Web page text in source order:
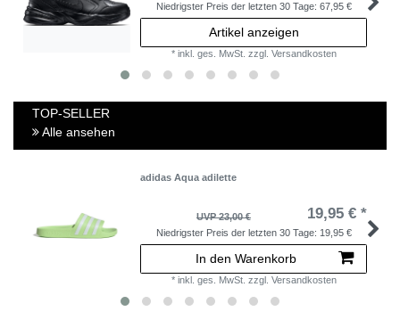
Niedrigster Preis der letzten 30 Tage: 67,95 €
Artikel anzeigen
* inkl. ges. MwSt. zzgl. Versandkosten
TOP-SELLER
Alle ansehen
adidas Aqua adilette
UVP 23,00 € 19,95 € *
Niedrigster Preis der letzten 30 Tage: 19,95 €
In den Warenkorb
* inkl. ges. MwSt. zzgl. Versandkosten